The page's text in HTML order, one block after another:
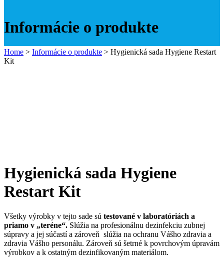
Informácie o produkte
Home > Informácie o produkte > Hygienická sada Hygiene Restart
Kit
Hygienická sada Hygiene
Restart Kit
Všetky výrobky v tejto sade sú testované v laboratóriách a
priamo v „teréne“. Slúžia na profesionálnu dezinfekciu zubnej
súpravy a jej súčastí a zároveň slúžia na ochranu Vášho zdravia a
zdravia Vášho personálu. Zároveň sú šetrné k povrchovým úpravám
výrobkov a k ostatným dezinfikovaným materiálom.